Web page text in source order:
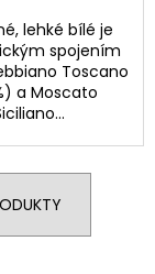
lehké bílé je
spojením
Toscano
a Moscato